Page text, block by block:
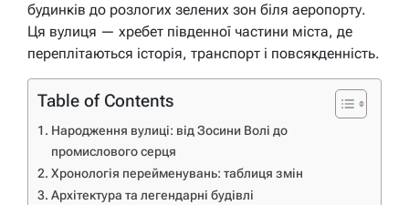
будинків до розлогих зелених зон біля аеропорту.
Ця вулиця — хребет південної частини міста, де
переплітаються історія, транспорт і повсякденність.
Table of Contents
Народження вулиці: від Зосини Волі до
промислового серця
Хронологія перейменувань: таблиця змін
Архітектура та легендарні будівлі